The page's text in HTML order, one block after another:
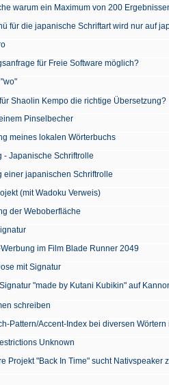
warum ein Maximum von 200
für die japanische Schriftart wird nur auf
für Freie Software möglich?
für Shaolin Kempo die richtige Übersetzung?
Pinselbecher
meines lokalen Wörterbuchs
- Japanische Schriftrolle
einer japanischen Schriftrolle
(mit Wadoku Verweis)
der Weboberfläche
im Film Blade Runner 2049
mit Signatur
"made by Kutani Kubikin" auf
schreiben
Pattern/Accent-Index bei diversen
Unknown
Projekt "Back In Time" sucht Nativspeaker